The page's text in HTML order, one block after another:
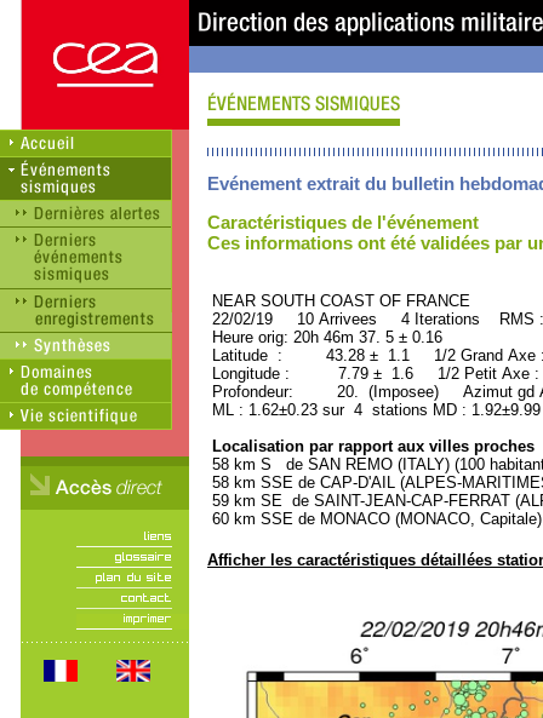
Evénement extrait du bulletin
Caractéristiques de l'événement
Ces informations ont été validées par
NEAR SOUTH COAST OF FRANCE
22/02/19 10 Arrivees 4 Iterations RMS
Heure orig: 20h 46m 37. 5 ± 0.16
Latitude : 43.28 ± 1.1 1/2 Grand
Longitude : 7.79 ± 1.6 1/2 Petit Axe
Profondeur: 20. (Imposee) Azimut gd
ML : 1.62±0.23 sur 4 stations MD :
Localisation par rapport aux villes proches
58 km S de SAN REMO (ITALY) (100
58 km SSE de CAP-D'AIL (ALPES-
59 km SE de SAINT-JEAN-CAP-FERRAT
60 km SSE de MONACO (MONACO,
Afficher les caractéristiques détaillées